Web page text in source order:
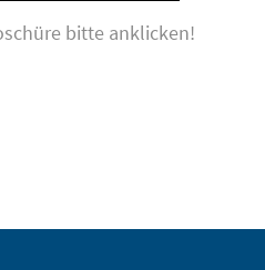
bitte anklicken!